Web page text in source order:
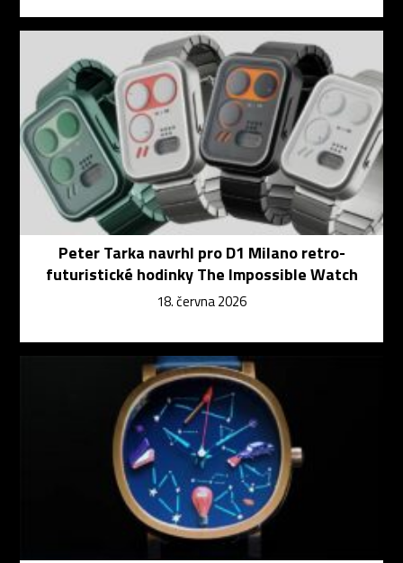
Peter Tarka navrhl pro D1 Milano retro-
futuristické hodinky The Impossible Watch
18. června 2026